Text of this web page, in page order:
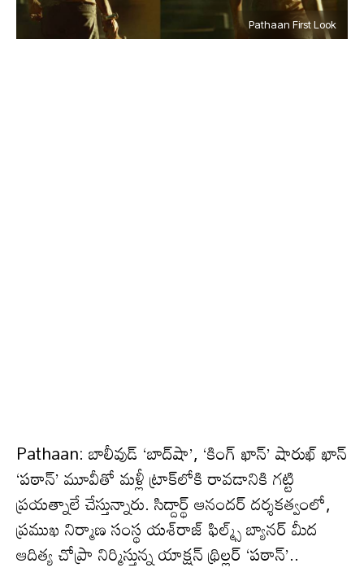
Pathaan First Look
Pathaan: బాలీవుడ్ ‘బాద్‌షా’, ‘కింగ్ ఖాన్’ షారుఖ్ ఖాన్
‘పఠాన్’ మూవీతో మళ్లీ ట్రాక్‌లోకి రావడానికి గట్టి
ప్రయత్నాలే చేస్తున్నారు. సిద్దార్థ్ ఆనందర్ దర్శకత్వంలో,
ప్రముఖ నిర్మాణ సంస్థ యశ్‌రాజ్ ఫిల్మ్స్ బ్యానర్ మీద
ఆదిత్య చోప్రా నిర్మిస్తున్న యాక్షన్ థ్రిల్లర్ ‘పఠాన్’..